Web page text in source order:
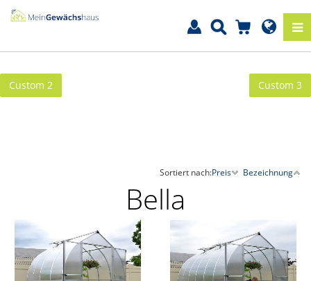
Custom 2 Custom 3
Sortiert nach:Preis Bezeichnung
Bella